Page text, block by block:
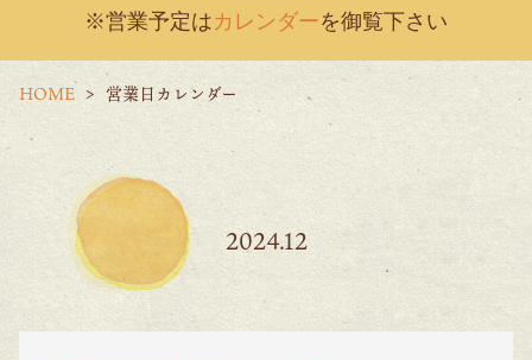
※営業予定はカレンダーを御覧下さい
HOME 営業日カレンダー
2024.12